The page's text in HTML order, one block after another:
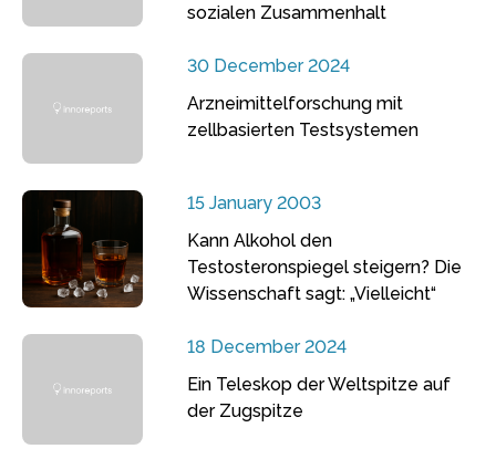
sozialen Zusammenhalt
30 December 2024
Arzneimittelforschung mit
zellbasierten Testsystemen
15 January 2003
Kann Alkohol den
Testosteronspiegel steigern? Die
Wissenschaft sagt: „Vielleicht“
18 December 2024
Ein Teleskop der Weltspitze auf
der Zugspitze